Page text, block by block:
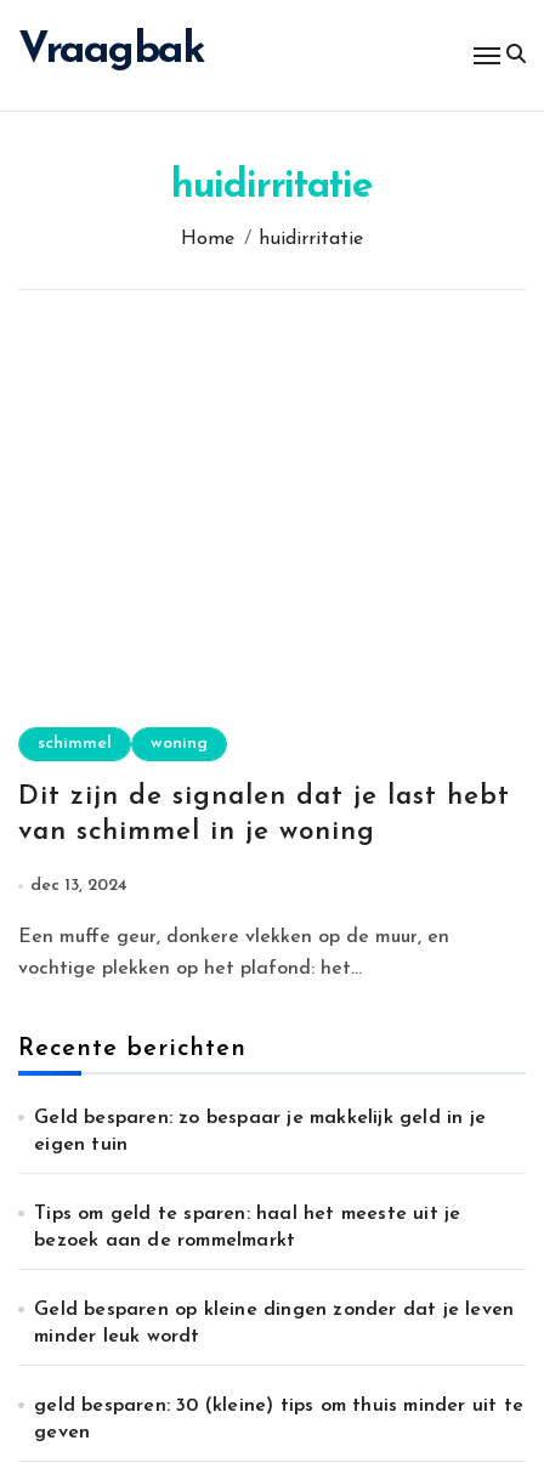
naarVraagbak
huidirritatie
Home huidirritatie
schimmel woning
Dit zijn de signalen dat je last hebt
van schimmel in je woning
dec 13, 2024
Een muffe geur, donkere vlekken op de muur, en
vochtige plekken op het plafond: het...
Recente berichten
Geld besparen: zo bespaar je makkelijk geld in je
eigen tuin
Tips om geld te sparen: haal het meeste uit je
bezoek aan de rommelmarkt
Geld besparen op kleine dingen zonder dat je leven
minder leuk wordt
geld besparen: 30 (kleine) tips om thuis minder uit te
geven